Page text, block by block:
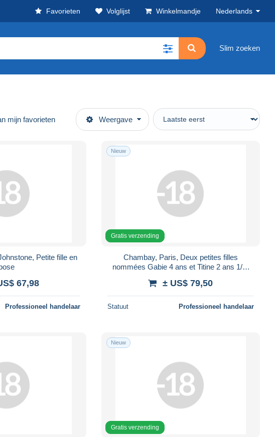
Favorieten Volglijst Winkelmandje Nederlands
Slim zoeken
mijn favorieten Weergave
Petite fille en
67,98
Professioneel handelaar
Nieuw
Gratis verzending
Chambay, Paris, Deux petites filles
nommées Gabie 4 ans et Titine 2 ans 1/2,
± US$ 79,50
Statuut Professioneel handelaar
Nieuw
Gratis verzending